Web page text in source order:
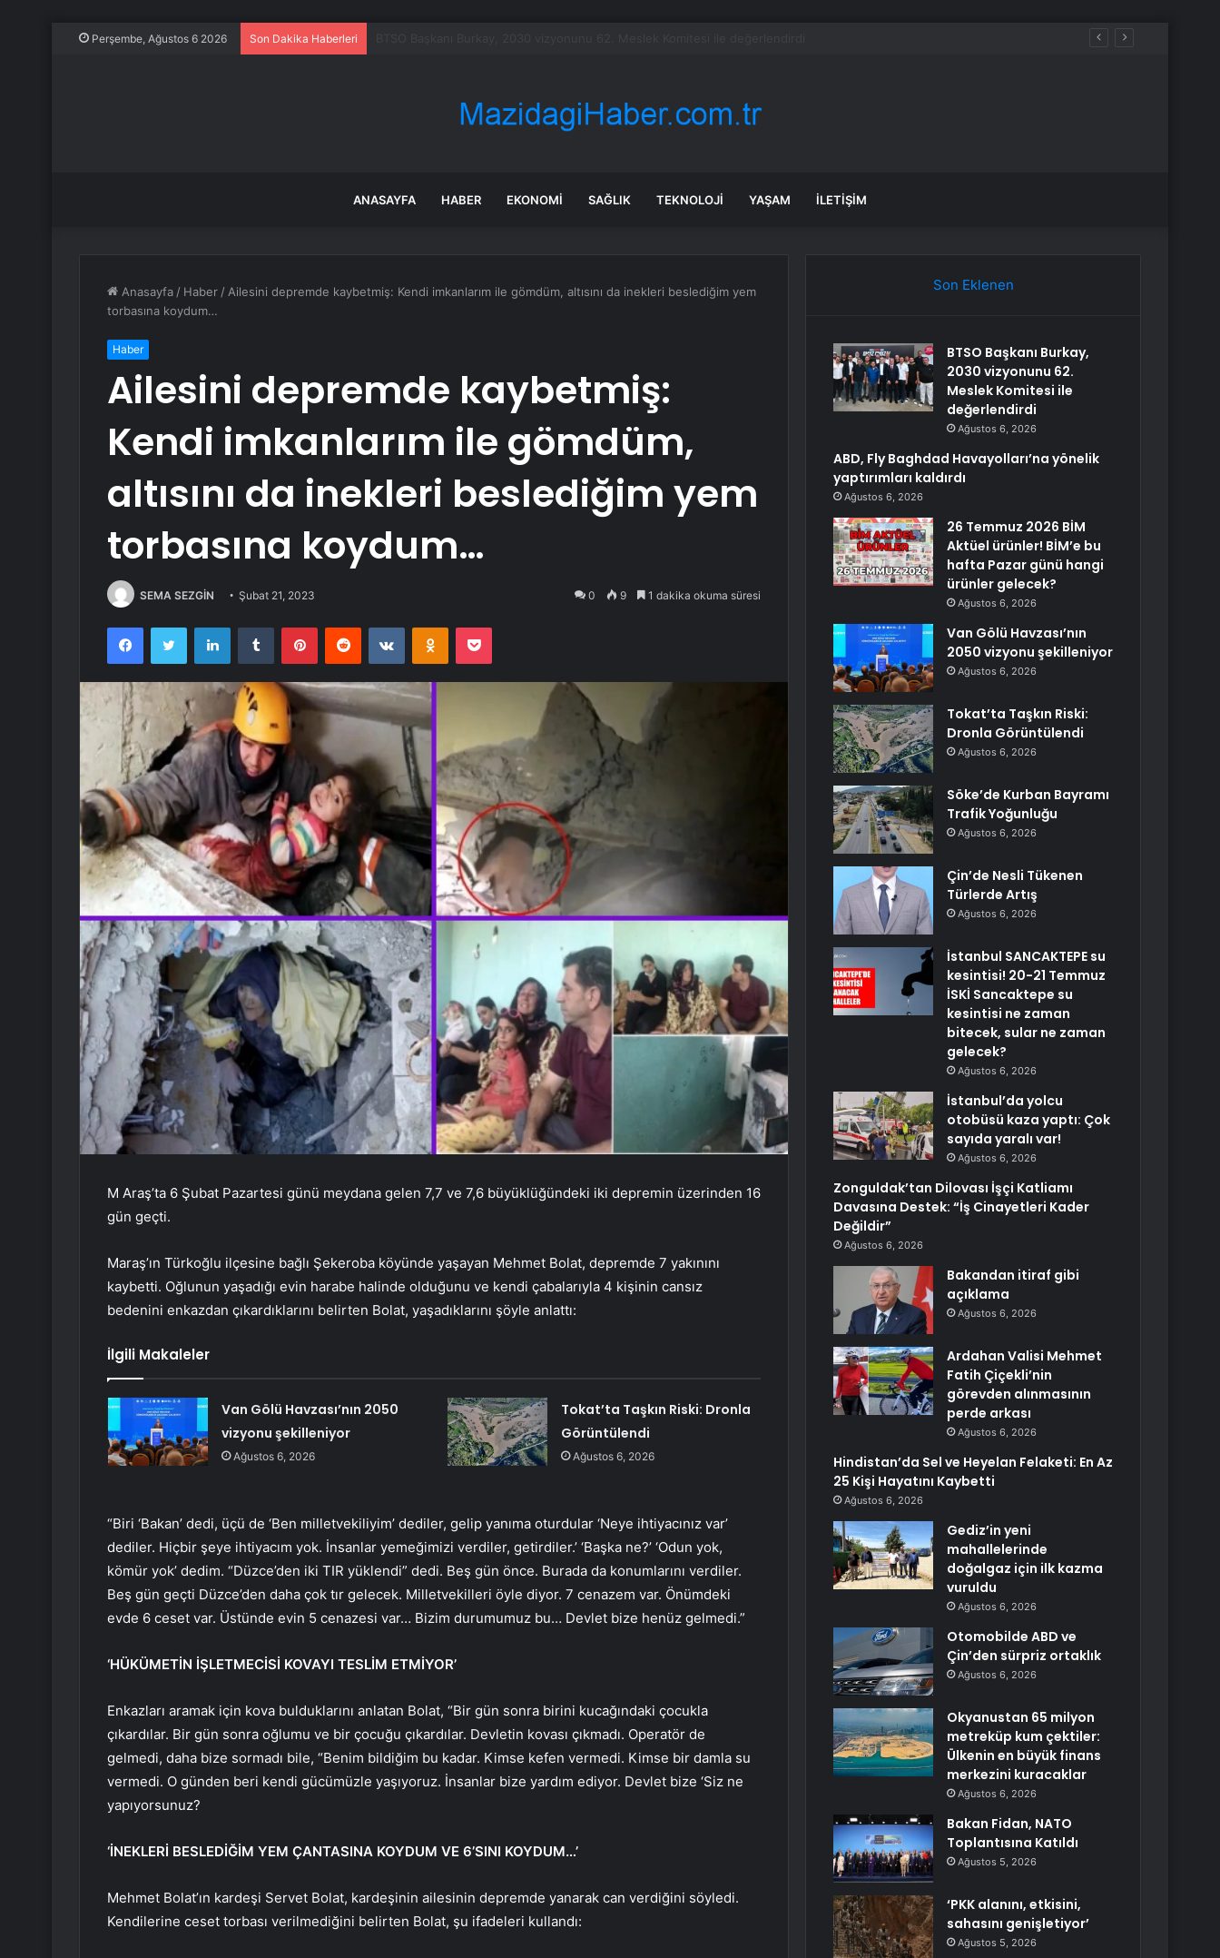
Perşembe, Ağustos 6 2026 Son Dakika Haberleri
ANASAYFA HABER EKONOMI SAĞLIK TEKNOLOJI YAŞAM İLETIŞIM
Anasayfa / Haber / Ailesini depremde kaybetmiş: Kendi imkanlarım ile gömdüm, altısını da inekleri beslediğim yem
torbasına koydum…
Haber
Ailesini depremde kaybetmiş:
Kendi imkanlarım ile gömdüm,
altısını da inekleri beslediğim yem
torbasına koydum…
SEMA SEZGİN Şubat 21, 2023 0 9 1 dakika okuma süresi
FacebookTwitter LinkedInTumblr PinterestReddit VKontakteOdnoklassniki
Pocket
M Araş’ta 6 Şubat Pazartesi günü meydana gelen 7,7 ve 7,6 büyüklüğündeki iki depremin üzerinden 16
gün geçti.
Maraş’ın Türkoğlu ilçesine bağlı Şekeroba köyünde yaşayan Mehmet Bolat, depremde 7 yakınını
kaybetti. Oğlunun yaşadığı evin harabe halinde olduğunu ve kendi çabalarıyla 4 kişinin cansız
bedenini enkazdan çıkardıklarını belirten Bolat, yaşadıklarını şöyle anlattı:
İlgili Makaleler
Van Gölü Havzası’nın 2050
vizyonu şekilleniyor
Ağustos 6, 2026
Tokat’ta Taşkın Riski: Dronla
Görüntülendi
Ağustos 6, 2026
“Biri ‘Bakan’ dedi, üçü de ‘Ben milletvekiliyim’ dediler, gelip yanıma oturdular ‘Neye ihtiyacınız var’
dediler. Hiçbir şeye ihtiyacım yok. İnsanlar yemeğimizi verdiler, getirdiler.’ ‘Başka ne?’ ‘Odun yok,
kömür yok’ dedim. “Düzce’den iki TIR yüklendi” dedi. Beş gün önce. Burada da konumlarını verdiler.
Beş gün geçti Düzce’den daha çok tır gelecek. Milletvekilleri öyle diyor. 7 cenazem var. Önümdeki
evde 6 ceset var. Üstünde evin 5 cenazesi var… Bizim durumumuz bu… Devlet bize henüz gelmedi.”
‘HÜKÜMETİN İŞLETMECİSİ KOVAYI TESLİM ETMİYOR’
Enkazları aramak için kova bulduklarını anlatan Bolat, “Bir gün sonra birini kucağındaki çocukla
çıkardılar. Bir gün sonra oğlumu ve bir çocuğu çıkardılar. Devletin kovası çıkmadı. Operatör de
gelmedi, daha bize sormadı bile, “Benim bildiğim bu kadar. Kimse kefen vermedi. Kimse bir damla su
vermedi. O günden beri kendi gücümüzle yaşıyoruz. İnsanlar bize yardım ediyor. Devlet bize ‘Siz ne
yapıyorsunuz?
‘İNEKLERİ BESLEDİĞİM YEM ÇANTASINA KOYDUM VE 6’SINI KOYDUM…’
Mehmet Bolat’ın kardeşi Servet Bolat, kardeşinin ailesinin depremde yanarak can verdiğini söyledi.
Kendilerine ceset torbası verilmediğini belirten Bolat, şu ifadeleri kullandı:
Son Eklenen
BTSO Başkanı Burkay,
2030 vizyonunu 62.
Meslek Komitesi ile
değerlendirdi
Ağustos 6, 2026
ABD, Fly Baghdad Havayolları’na yönelik
yaptırımları kaldırdı
Ağustos 6, 2026
26 Temmuz 2026 BİM
Aktüel ürünler! BİM’e bu
hafta Pazar günü hangi
ürünler gelecek?
Ağustos 6, 2026
Van Gölü Havzası’nın
2050 vizyonu şekilleniyor
Ağustos 6, 2026
Tokat’ta Taşkın Riski:
Dronla Görüntülendi
Ağustos 6, 2026
Söke’de Kurban Bayramı
Trafik Yoğunluğu
Ağustos 6, 2026
Çin’de Nesli Tükenen
Türlerde Artış
Ağustos 6, 2026
İstanbul SANCAKTEPE su
kesintisi! 20-21 Temmuz
İSKİ Sancaktepe su
kesintisi ne zaman
bitecek, sular ne zaman
gelecek?
Ağustos 6, 2026
İstanbul’da yolcu
otobüsü kaza yaptı: Çok
sayıda yaralı var!
Ağustos 6, 2026
Zonguldak’tan Dilovası İşçi Katliamı
Davasına Destek: “İş Cinayetleri Kader
Değildir”
Ağustos 6, 2026
Bakandan itiraf gibi
açıklama
Ağustos 6, 2026
Ardahan Valisi Mehmet
Fatih Çiçekli’nin
görevden alınmasının
perde arkası
Ağustos 6, 2026
Hindistan’da Sel ve Heyelan Felaketi: En Az
25 Kişi Hayatını Kaybetti
Ağustos 6, 2026
Gediz’in yeni
mahallelerinde
doğalgaz için ilk kazma
vuruldu
Ağustos 6, 2026
Otomobilde ABD ve
Çin’den sürpriz ortaklık
Ağustos 6, 2026
Okyanustan 65 milyon
metreküp kum çektiler:
Ülkenin en büyük finans
merkezini kuracaklar
Ağustos 6, 2026
Bakan Fidan, NATO
Toplantısına Katıldı
Ağustos 5, 2026
‘PKK alanını, etkisini,
sahasını genişletiyor’
Ağustos 5, 2026